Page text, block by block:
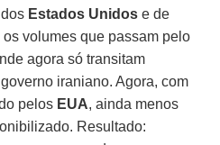
Estados Unidos e de
volumes que passam pelo
agora só transitam
iraniano. Agora, com
pelos EUA, ainda menos
Resultado: